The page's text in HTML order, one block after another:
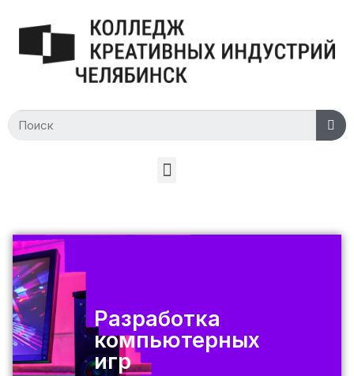
Разработка
компьютерных
игр